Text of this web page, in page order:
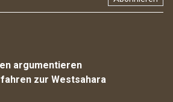
argumentieren
zur Westsahara